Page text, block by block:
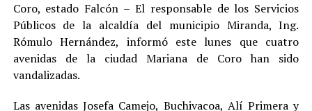
Coro, estado Falcón – El responsable de los Servicios
Públicos de la alcaldía del municipio Miranda, Ing.
Rómulo Hernández, informó este lunes que cuatro
avenidas de la ciudad Mariana de Coro han sido
vandalizadas.
Las avenidas Josefa Camejo, Buchivacoa, Alí Primera y